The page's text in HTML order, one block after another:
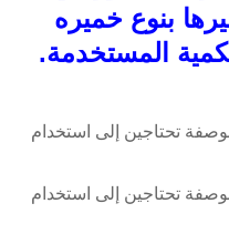
بنوع خميره
المستخدمة.
تحتاجين إلى استخدام
تحتاجين إلى استخدام